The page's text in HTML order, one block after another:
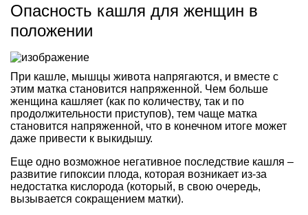
Опасность кашля для женщин в
положении
При кашле, мышцы живота напрягаются, и вместе с
этим матка становится напряженной. Чем больше
женщина кашляет (как по количеству, так и по
продолжительности приступов), тем чаще матка
становится напряженной, что в конечном итоге может
даже привести к выкидышу.
Еще одно возможное негативное последствие кашля –
развитие гипоксии плода, которая возникает из-за
недостатка кислорода (который, в свою очередь,
вызывается сокращением матки).